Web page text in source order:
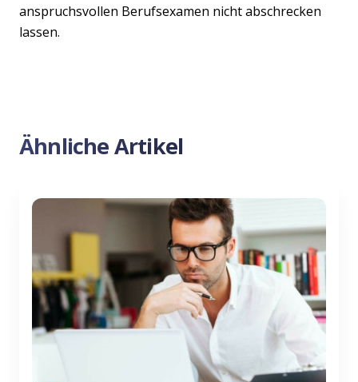
anspruchsvollen Berufsexamen nicht abschrecken
lassen.
Ähnliche Artikel